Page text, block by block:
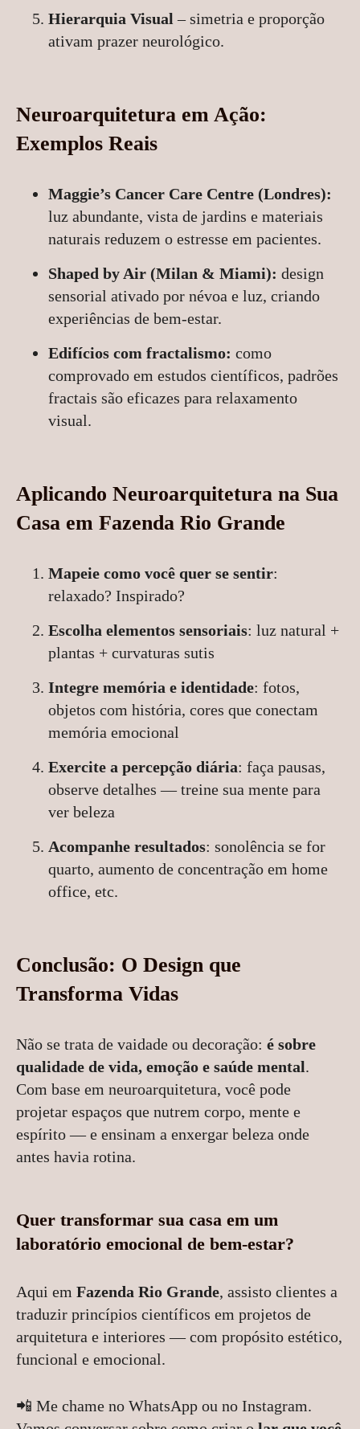
Hierarquia Visual – simetria e proporção
ativam prazer neurológico.
Neuroarquitetura em Ação:
Exemplos Reais
Maggie’s Cancer Care Centre (Londres):
luz abundante, vista de jardins e materiais
naturais reduzem o estresse em pacientes.
Shaped by Air (Milan & Miami): design
sensorial ativado por névoa e luz, criando
experiências de bem-estar.
Edifícios com fractalismo: como
comprovado em estudos científicos, padrões
fractais são eficazes para relaxamento
visual.
Aplicando Neuroarquitetura na Sua
Casa em Fazenda Rio Grande
Mapeie como você quer se sentir:
relaxado? Inspirado?
Escolha elementos sensoriais: luz natural +
plantas + curvaturas sutis
Integre memória e identidade: fotos,
objetos com história, cores que conectam
memória emocional
Exercite a percepção diária: faça pausas,
observe detalhes — treine sua mente para
ver beleza
Acompanhe resultados: sonolência se for
quarto, aumento de concentração em home
office, etc.
Conclusão: O Design que
Transforma Vidas
Não se trata de vaidade ou decoração: é sobre
qualidade de vida, emoção e saúde mental.
Com base em neuroarquitetura, você pode
projetar espaços que nutrem corpo, mente e
espírito — e ensinam a enxergar beleza onde
antes havia rotina.
Quer transformar sua casa em um
laboratório emocional de bem-estar?
Aqui em Fazenda Rio Grande, assisto clientes a
traduzir princípios científicos em projetos de
arquitetura e interiores — com propósito estético,
funcional e emocional.
📲 Me chame no WhatsApp ou no Instagram.